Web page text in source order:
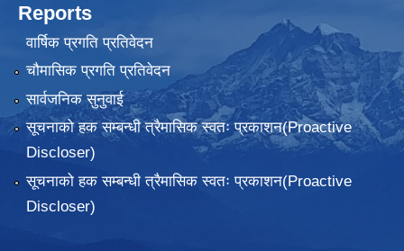
Reports
वार्षिक प्रगति प्रतिवेदन
चौमासिक प्रगति प्रतिवेदन
सार्वजनिक सुनुवाई
सूचनाको हक सम्बन्धी त्रैमासिक स्वतः प्रकाशन(Proactive
Discloser)
सूचनाको हक सम्बन्धी त्रैमासिक स्वतः प्रकाशन(Proactive
Discloser)